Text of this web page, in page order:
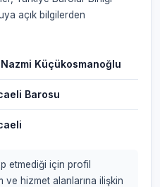
açık bilgilerden
Nazmi Küçükosmanoğlu
Barosu
etmediği için profil
ve hizmet alanlarına ilişkin